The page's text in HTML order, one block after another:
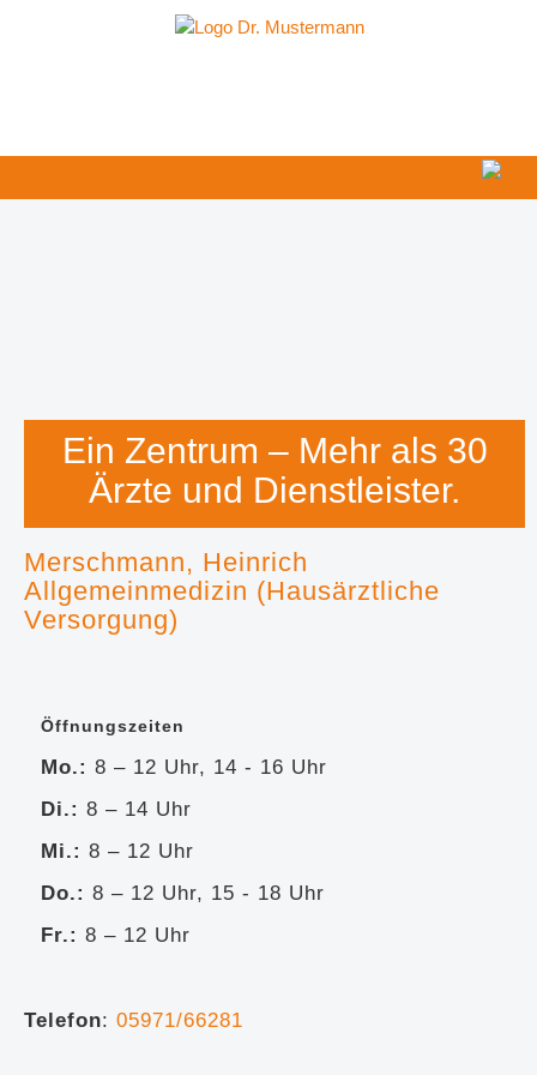
Ärzte / Dienstleister
Ein Zentrum – Mehr als 30
Ärzte und Dienstleister.
Merschmann, Heinrich
Allgemeinmedizin (Hausärztliche
Versorgung)
Öffnungszeiten
Mo.: 8 – 12 Uhr, 14 - 16 Uhr
Di.: 8 – 14 Uhr
Mi.: 8 – 12 Uhr
Do.: 8 – 12 Uhr, 15 - 18 Uhr
Fr.: 8 – 12 Uhr
Telefon: 05971/66281